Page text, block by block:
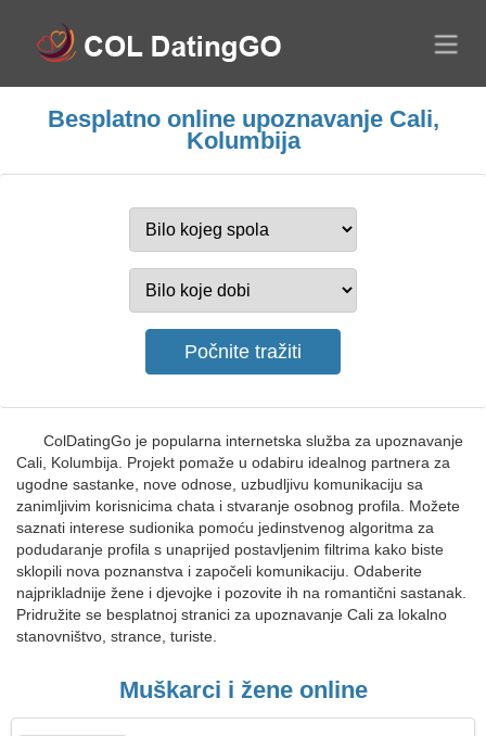
Besplatno online upoznavanje Cali,
Kolumbija
ColDatingGo je popularna internetska služba za upoznavanje
Cali, Kolumbija. Projekt pomaže u odabiru idealnog partnera za
ugodne sastanke, nove odnose, uzbudljivu komunikaciju sa
zanimljivim korisnicima chata i stvaranje osobnog profila. Možete
saznati interese sudionika pomoću jedinstvenog algoritma za
podudaranje profila s unaprijed postavljenim filtrima kako biste
sklopili nova poznanstva i započeli komunikaciju. Odaberite
najprikladnije žene i djevojke i pozovite ih na romantični sastanak.
Pridružite se besplatnoj stranici za upoznavanje Cali za lokalno
stanovništvo, strance, turiste.
Muškarci i žene online